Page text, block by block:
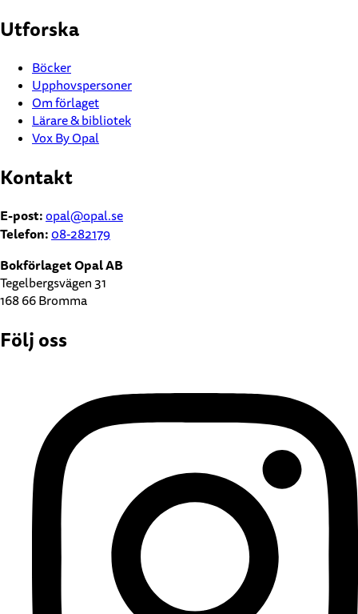
Utforska
Böcker
Upphovspersoner
Om förlaget
Lärare & bibliotek
Vox By Opal
Kontakt
E-post:opal@opal.se
Telefon:08-282179
Bokförlaget Opal AB
Tegelbergsvägen 31
168 66 Bromma
Följ oss